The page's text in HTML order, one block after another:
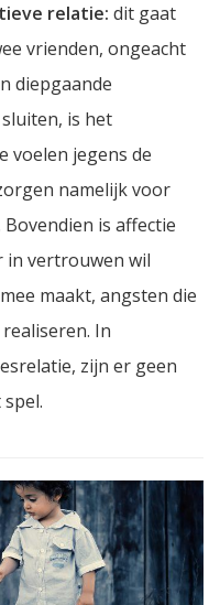
relatie: dit gaat
vrienden, ongeacht
diepgaande
is het
voelen jegens de
namelijk voor
is affectie
in vertrouwen wil
maakt, angsten die
In
zijn er geen